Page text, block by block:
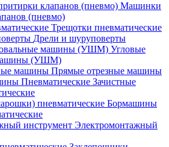
Машинки
(пневмо)
Трещотки пневматические
Дрели и шуруповерты
Угловые
(УШМ)
Прямые отрезные машины
Зачистные
Бормашины
Электромонтажный